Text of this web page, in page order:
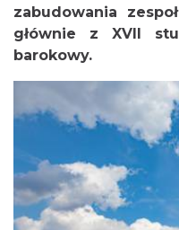
zabudowania
głównie z XVII
barokowy.